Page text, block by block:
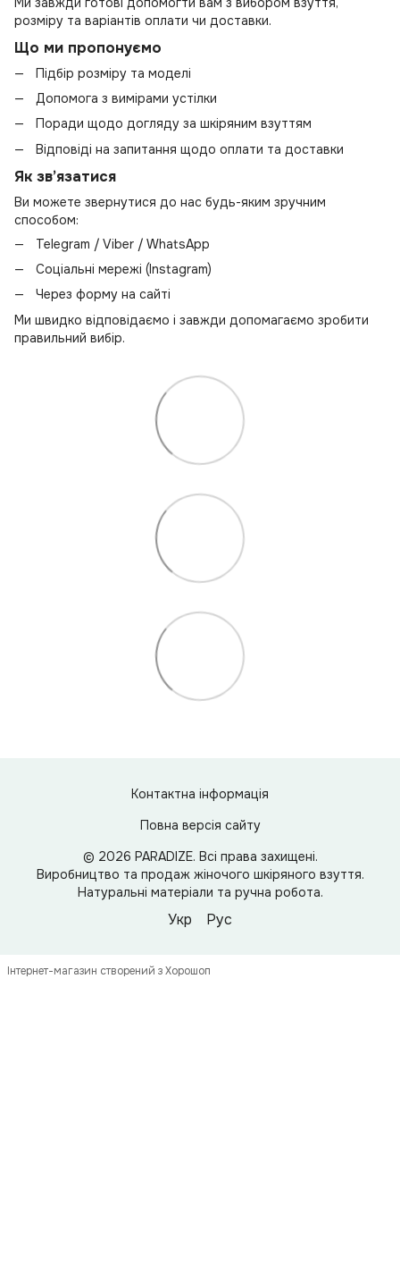
розміру та варіантів оплати чи доставки.
Що ми пропонуємо
Підбір розміру та моделі
Допомога з вимірами устілки
Поради щодо догляду за шкіряним взуттям
Відповіді на запитання щодо оплати та доставки
Як зв’язатися
Ви можете звернутися до нас будь-яким зручним
способом:
Telegram / Viber / WhatsApp
Соціальні мережі (Instagram)
Через форму на сайті
Ми швидко відповідаємо і завжди допомагаємо зробити
правильний вибір.
Контактна інформація
Повна версія сайту
© 2026 PARADIZE. Всі права захищені.
Виробництво та продаж жіночого шкіряного взуття.
Натуральні матеріали та ручна робота.
Укр Рус
Інтернет-магазин створений з Хорошоп